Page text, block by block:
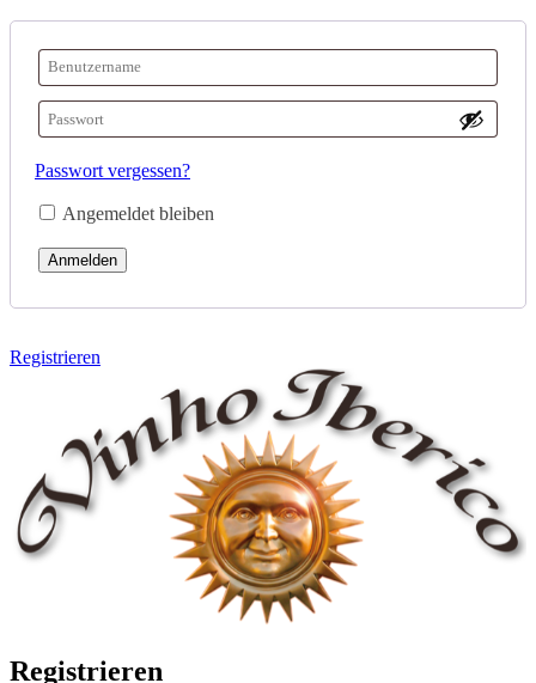
Passwort vergessen?
Angemeldet bleiben
Anmelden
Registrieren
Registrieren